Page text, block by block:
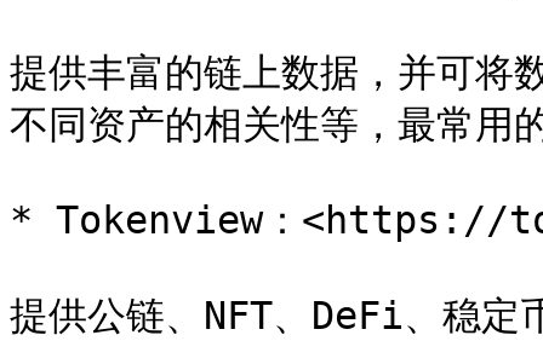
提供丰富的链上数据，并可将
不同资产的相关性等，最常用
* Tokenview：<https://
提供公链、NFT、DeFi、稳定